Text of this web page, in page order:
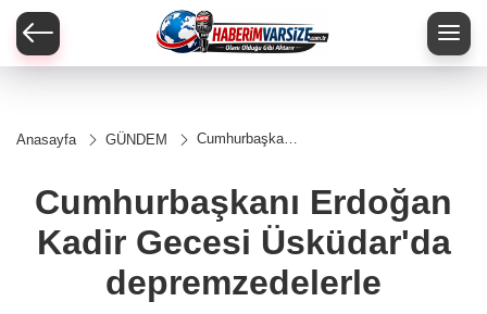
Anasayfa GÜNDEM
Cumhurbaşkanı
Üsküdar'da
depremzedelerle
Cumhurbaşkanı Erdoğan
Kadir Gecesi Üsküdar'da
depremzedelerle